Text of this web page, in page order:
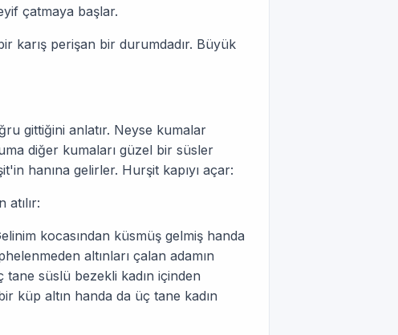
çatmaya başlar.
karış perişan bir durumdadır. Büyük
gittiğini anlatır. Neyse kumalar
diğer kumaları güzel bir süsler
hanına gelirler. Hurşit kapıyı açar:
kocasından küsmüş gelmiş handa
altınları çalan adamın
tane süslü bezekli kadın içinden
küp altın handa da üç tane kadın